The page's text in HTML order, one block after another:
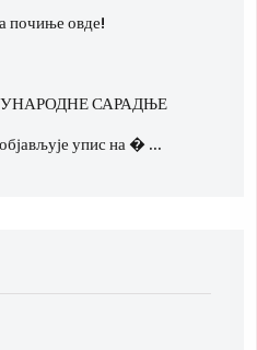
почиње овде!
САРАДЊЕ
упис на � …